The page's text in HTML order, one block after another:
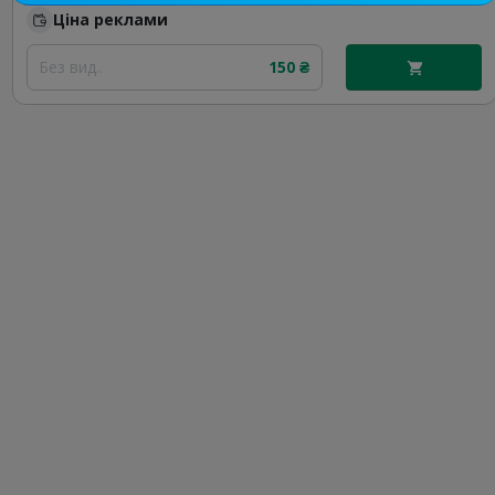
Ціна реклами
Без вид.. 150 ₴